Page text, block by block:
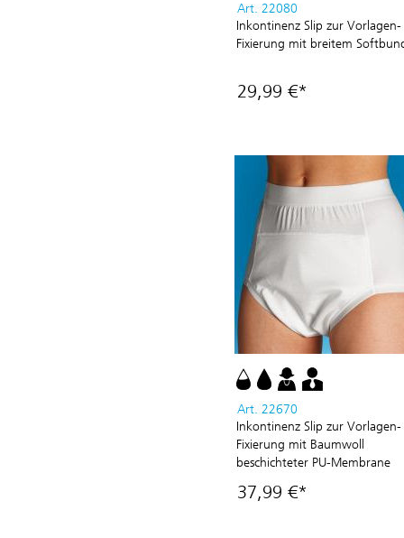
Art. 22080
Inkontinenz Slip zur Vorlagen-
Fixierung mit breitem
29,99 €*
Art. 22670
Inkontinenz Slip zur Vorlagen-
Fixierung mit Baumwoll
beschichteter PU-Membrane
37,99 €*